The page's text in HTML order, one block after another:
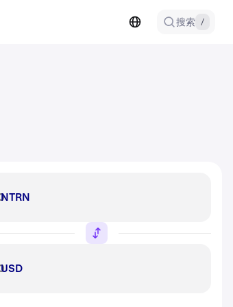
搜索 /
NTRN
USD